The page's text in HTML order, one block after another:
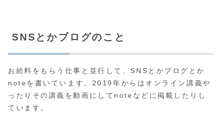
SNSとかブログのこと
お給料をもらう仕事と並行して、SNSとかブログとか
noteを書いています。2019年からはオンライン講義や
ったりその講義を動画にしてnoteなどに掲載したりし
ています。